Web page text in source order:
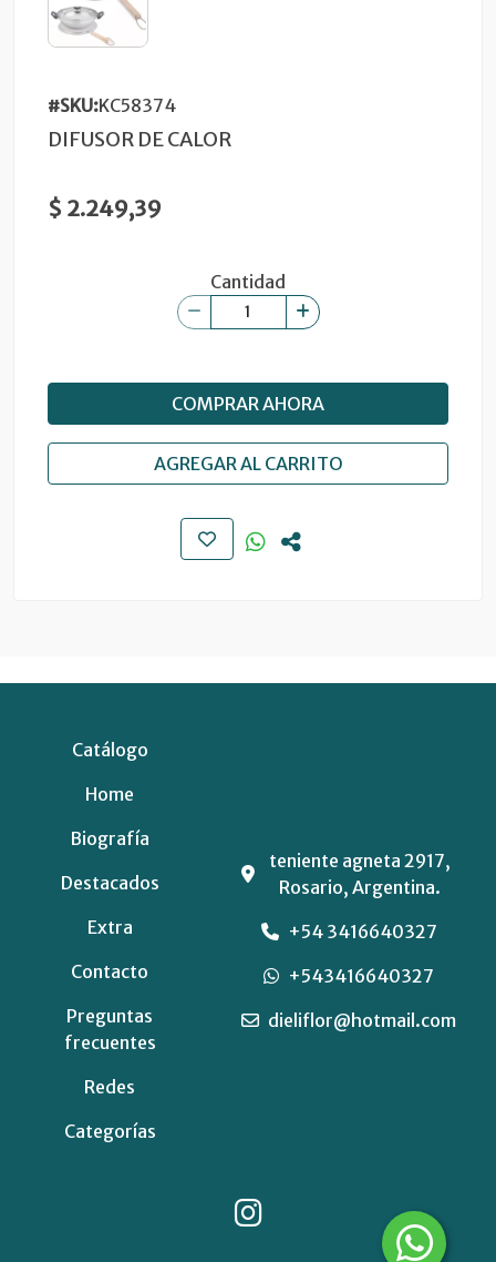
#SKU:KC58374
DIFUSOR DE CALOR
$ 2.249,39
Cantidad
COMPRAR AHORA
AGREGAR AL CARRITO
Catálogo
Home
Biografía
Destacados
Extra
Contacto
Preguntas
frecuentes
Redes
Categorías
teniente agneta 2917,
Rosario, Argentina.
+54 3416640327
+543416640327
dieliflor@hotmail.com